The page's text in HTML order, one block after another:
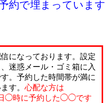
で埋まっています
になっております。設定
迷惑メール・ゴミ箱に入
。予約した時間帯が満に
す。 心配な方は
◯時に予約した◯◯です